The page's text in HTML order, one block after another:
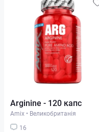
Arginine - 120 капс
Amix • Великобританія
16